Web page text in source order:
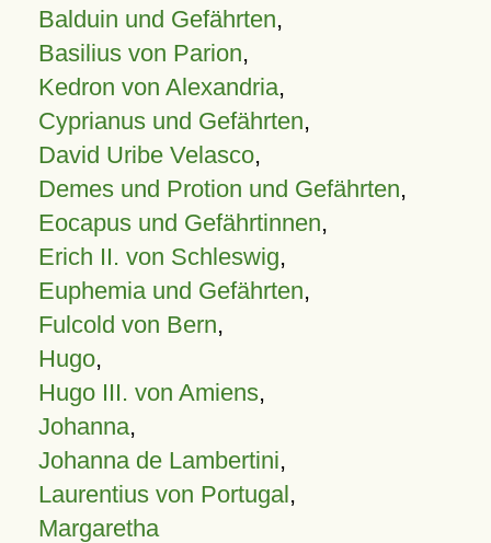
Balduin und Gefährten,
Basilius von Parion,
Kedron von Alexandria,
Cyprianus und Gefährten,
David Uribe Velasco,
Demes und Protion und Gefährten,
Eocapus und Gefährtinnen,
Erich II. von Schleswig,
Euphemia und Gefährten,
Fulcold von Bern,
Hugo,
Hugo III. von Amiens,
Johanna,
Johanna de Lambertini,
Laurentius von Portugal,
Margaretha